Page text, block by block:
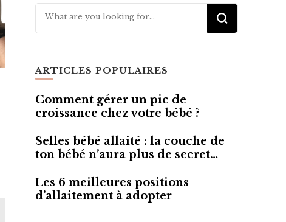
Looking
ARTICLES POPULAIRES
Comment gérer un pic de
croissance chez votre bébé ?
Selles bébé allaité : la couche de
ton bébé n’aura plus de secret…
Les 6 meilleures positions
d’allaitement à adopter